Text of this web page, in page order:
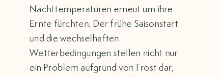
Nachttemperaturen erneut um ihre
Ernte fürchten. Der frühe Saisonstart
und die wechselhaften
Wetterbedingungen stellen nicht nur
ein Problem aufgrund von Frost dar,